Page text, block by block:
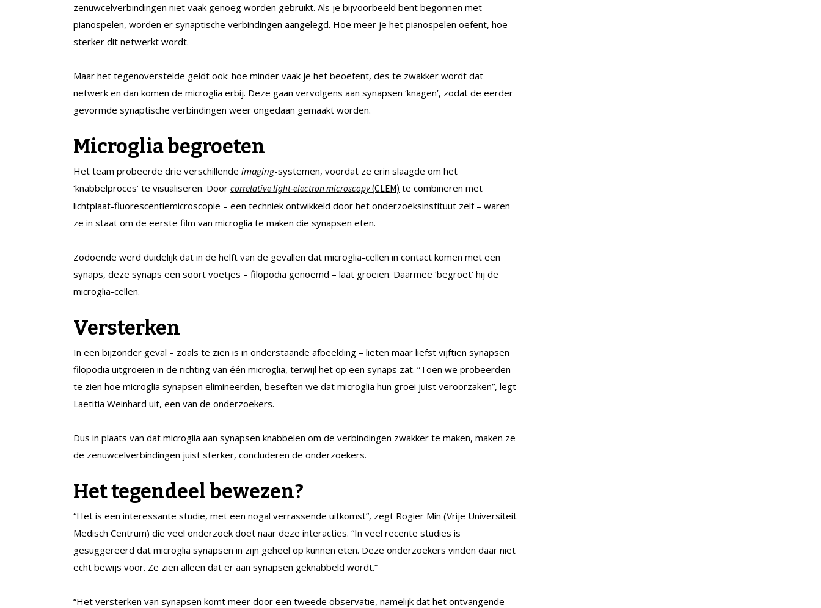
zenuwcelverbindingen niet vaak genoeg worden gebruikt. Als je bijvoorbeeld bent begonnen met
pianospelen, worden er synaptische verbindingen aangelegd. Hoe meer je het pianospelen oefent, hoe
sterker dit netwerkt wordt.
Maar het tegenoverstelde geldt ook: hoe minder vaak je het beoefent, des te zwakker wordt dat
netwerk en dan komen de microglia erbij. Deze gaan vervolgens aan synapsen ‘knagen’, zodat de eerder
gevormde synaptische verbindingen weer ongedaan gemaakt worden.
Microglia begroeten
Het team probeerde drie verschillende imaging-systemen, voordat ze erin slaagde om het
‘knabbelproces’ te visualiseren. Door correlative light-electron microscopy(CLEM) te combineren met
lichtplaat-fluorescentiemicroscopie – een techniek ontwikkeld door het onderzoeksinstituut zelf – waren
ze in staat om de eerste film van microglia te maken die synapsen eten.
Zodoende werd duidelijk dat in de helft van de gevallen dat microglia-cellen in contact komen met een
synaps, deze synaps een soort voetjes – filopodia genoemd – laat groeien. Daarmee ‘begroet’ hij de
microglia-cellen.
Versterken
In een bijzonder geval – zoals te zien is in onderstaande afbeelding – lieten maar liefst vijftien synapsen
filopodia uitgroeien in de richting van één microglia, terwijl het op een synaps zat. “Toen we probeerden
te zien hoe microglia synapsen elimineerden, beseften we dat microglia hun groei juist veroorzaken”, legt
Laetitia Weinhard uit, een van de onderzoekers.
Dus in plaats van dat microglia aan synapsen knabbelen om de verbindingen zwakker te maken, maken ze
de zenuwcelverbindingen juist sterker, concluderen de onderzoekers.
Het tegendeel bewezen?
“Het is een interessante studie, met een nogal verrassende uitkomst”, zegt Rogier Min (Vrije Universiteit
Medisch Centrum) die veel onderzoek doet naar deze interacties. “In veel recente studies is
gesuggereerd dat microglia synapsen in zijn geheel op kunnen eten. Deze onderzoekers vinden daar niet
echt bewijs voor. Ze zien alleen dat er aan synapsen geknabbeld wordt.”
“Het versterken van synapsen komt meer door een tweede observatie, namelijk dat het ontvangende